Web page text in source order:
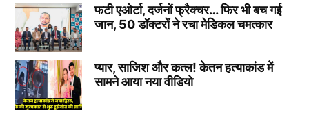
फटी एओर्टा, दर्जनों फ्रैक्चर… फिर भी बच गई
जान, 50 डॉक्टरों ने रचा मेडिकल चमत्कार
प्यार, साजिश और कत्ल! केतन हत्याकांड में
सामने आया नया वीडियो